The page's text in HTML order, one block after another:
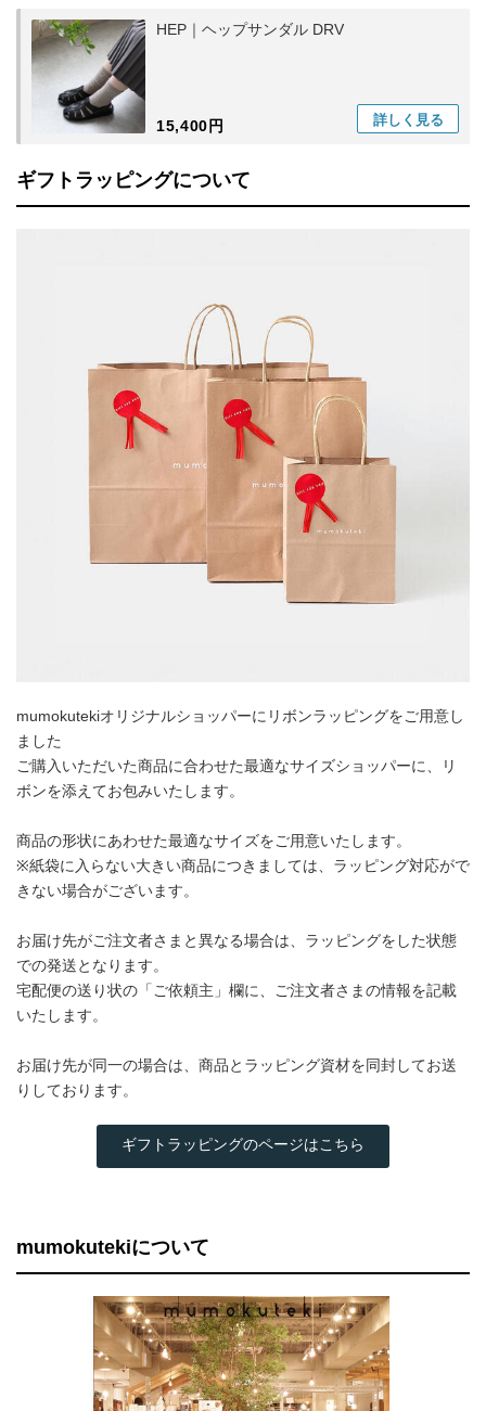
HEP｜ヘップサンダル DRV
15,400円 詳しく 見る
ギフトラッピングについて
mumokutekiオリジナルショッパーにリボンラッピングをご用意し
ました
ご購入いただいた商品に合わせた最適なサイズショッパーに、リ
ボンを添えてお包みいたします。
商品の形状にあわせた最適なサイズをご用意いたします。
※紙袋に入らない大きい商品につきましては、ラッピング対応がで
きない場合がございます。
お届け先がご注文者さまと異なる場合は、ラッピングをした状態
での発送となります。
宅配便の送り状の「ご依頼主」欄に、ご注文者さまの情報を記載
いたします。
お届け先が同一の場合は、商品とラッピング資材を同封してお送
りしております。
ギフトラッピングのページはこちら
mumokutekiについて